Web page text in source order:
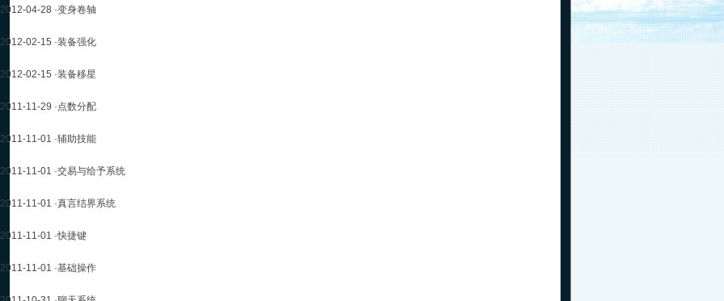
2012-04-28 ·变身卷轴
2012-02-15 ·装备强化
2012-02-15 ·装备移星
2011-11-29 ·点数分配
2011-11-01 ·辅助技能
2011-11-01 ·交易与给予系统
2011-11-01 ·真言结界系统
2011-11-01 ·快捷键
2011-11-01 ·基础操作